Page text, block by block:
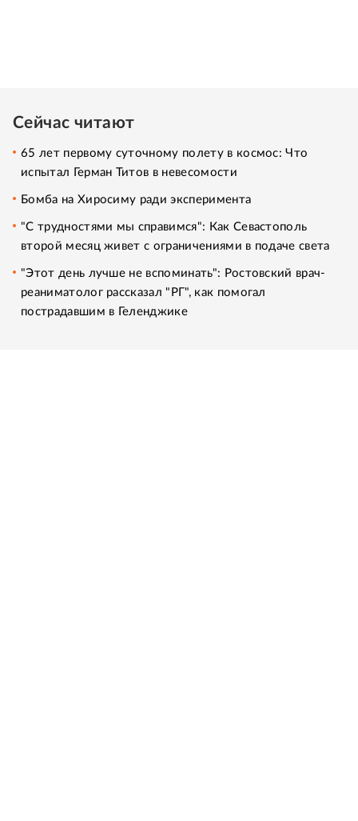
Сейчас читают
65 лет первому суточному полету в космос: Что
испытал Герман Титов в невесомости
Бомба на Хиросиму ради эксперимента
"С трудностями мы справимся": Как Севастополь
второй месяц живет с ограничениями в подаче света
"Этот день лучше не вспоминать": Ростовский врач-
реаниматолог рассказал "РГ", как помогал
пострадавшим в Геленджике